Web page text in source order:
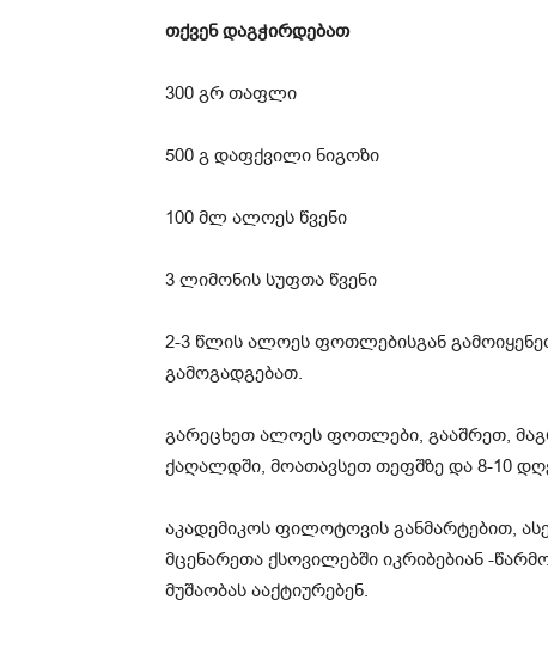
თქვენ დაგჭირდებათ
300 გრ თაფლი
500 გ დაფქვილი ნიგოზი
100 მლ ალოეს წვენი
3 ლიმონის სუფთა წვენი
2-3 წლის ალოეს ფოთლებისგან
გამოგადგებათ.
გარეცხეთ ალოეს ფოთლები, გააშრეთ,
ქაღალდში, მოათავსეთ თეფშზე და 8-10
აკადემიკოს ფილოტოვის განმარტებით,
მცენარეთა ქსოვილებში იკრიბებიან -
მუშაობას ააქტიურებენ.